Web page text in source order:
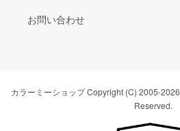
お問い合わせ
カラーミーショップCopyright (C) 2005-2026
Reserved.